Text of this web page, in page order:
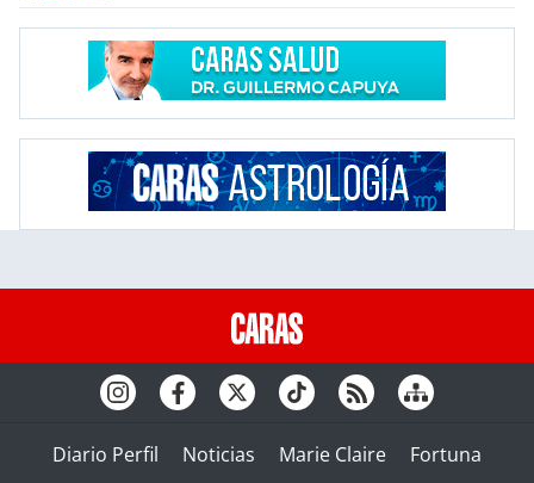
Diario Perfil Noticias Marie Claire
Fortuna